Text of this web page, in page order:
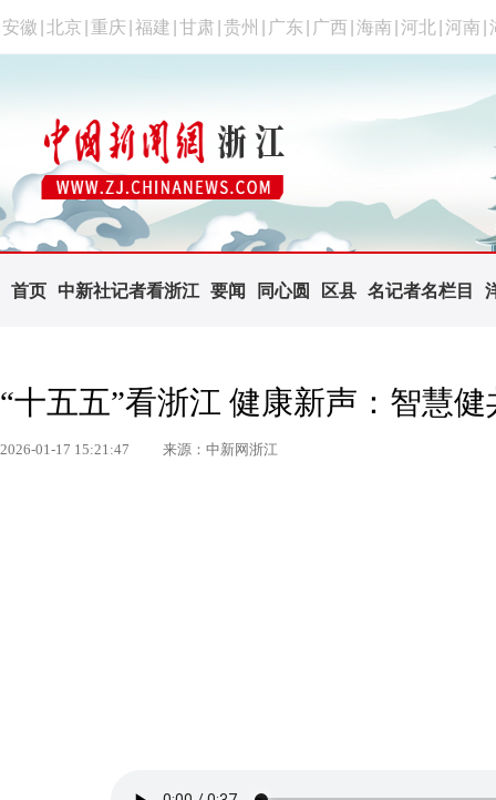
安徽 北京 重庆 福建 甘肃 贵州 广东 广西 海南 河北 河南
首页 中新社记者看浙江 要闻 同心圆 区县 名记者名栏目
“十五五”看浙江 健康新声：智慧
2026-01-17 15:21:47 来源：中新网浙江